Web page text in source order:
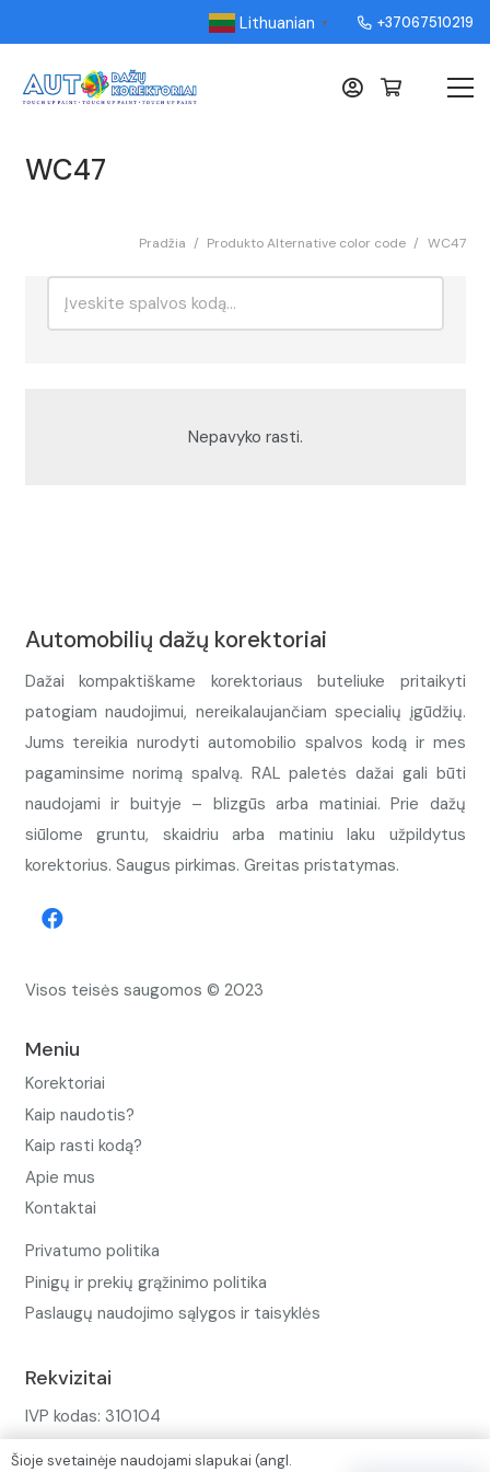
Lithuanian ▼ +37067510219
WC47
Pradžia / Produkto Alternative color code / WC47
Nepavyko rasti.
Automobilių dažų korektoriai
Dažai kompaktiškame korektoriaus buteliuke pritaikyti
patogiam naudojimui, nereikalaujančiam specialių įgūdžių.
Jums tereikia nurodyti automobilio spalvos kodą ir mes
pagaminsime norimą spalvą. RAL paletės dažai gali būti
naudojami ir buityje – blizgūs arba matiniai. Prie dažų
siūlome gruntu, skaidriu arba matiniu laku užpildytus
korektorius. Saugus pirkimas. Greitas pristatymas.
Visos teisės saugomos © 2023
Meniu
Korektoriai
Kaip naudotis?
Kaip rasti kodą?
Apie mus
Kontaktai
Privatumo politika
Pinigų ir prekių grąžinimo politika
Paslaugų naudojimo sąlygos ir taisyklės
Rekvizitai
IVP kodas: 310104
Šioje svetainėje naudojami slapukai (angl.